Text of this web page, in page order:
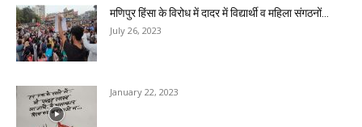
मणिपुर हिंसा के विरोध में दादर में विद्यार्थी व महिला संगठनों...
July 26, 2023
January 22, 2023